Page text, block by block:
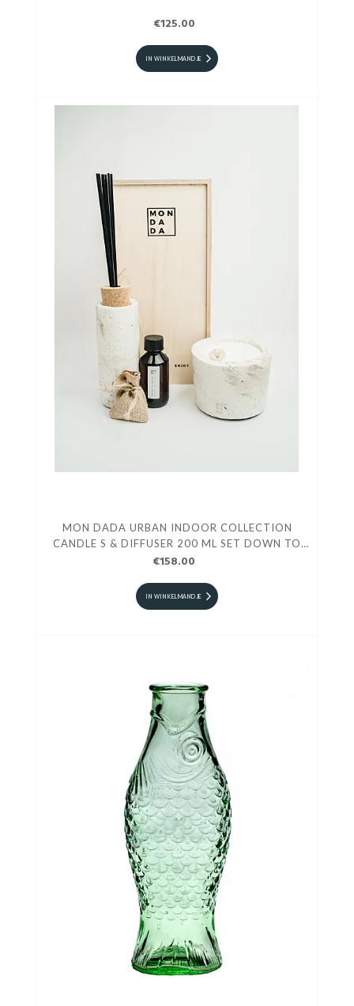
€125.00
IN WINKELMANDJE
MON DADA URBAN INDOOR COLLECTION
CANDLE S & DIFFUSER 200 ML SET DOWN TO
EARTH ECRU
€158.00
IN WINKELMANDJE